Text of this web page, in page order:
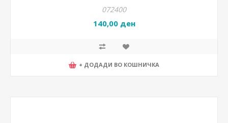
072400
140,00 ден
+ ДОДАДИ ВО КОШНИЧКА